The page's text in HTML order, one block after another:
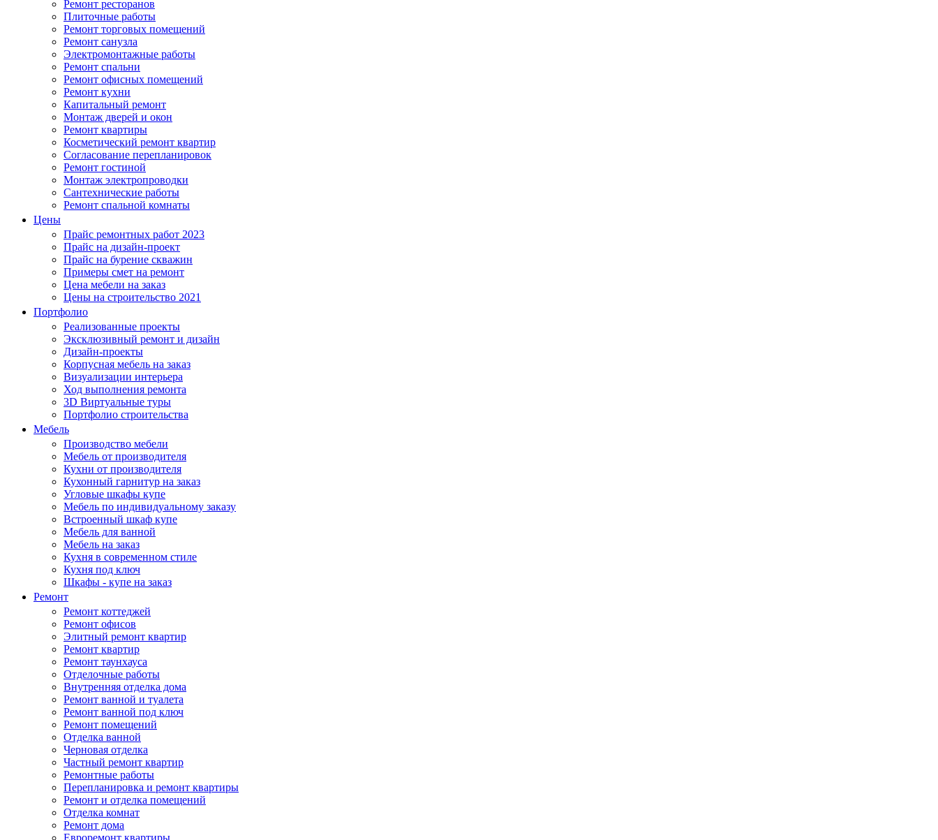
Ремонт ресторанов
Плиточные работы
Ремонт торговых помещений
Ремонт санузла
Электромонтажные работы
Ремонт спальни
Ремонт офисных помещений
Ремонт кухни
Капитальный ремонт
Монтаж дверей и окон
Ремонт квартиры
Косметический ремонт квартир
Согласование перепланировок
Ремонт гостиной
Монтаж электропроводки
Сантехнические работы
Ремонт спальной комнаты
Цены
Прайс ремонтных работ 2023
Прайс на дизайн-проект
Прайс на бурение скважин
Примеры смет на ремонт
Цена мебели на заказ
Цены на строительство 2021
Портфолио
Реализованные проекты
Эксклюзивный ремонт и дизайн
Дизайн-проекты
Корпусная мебель на заказ
Визуализации интерьера
Ход выполнения ремонта
3D Виртуальные туры
Портфолио строительства
Мебель
Производство мебели
Мебель от производителя
Кухни от производителя
Кухонный гарнитур на заказ
Угловые шкафы купе
Мебель по индивидуальному заказу
Встроенный шкаф купе
Мебель для ванной
Мебель на заказ
Кухня в современном стиле
Кухня под ключ
Шкафы - купе на заказ
Ремонт
Ремонт коттеджей
Ремонт офисов
Элитный ремонт квартир
Ремонт квартир
Ремонт таунхауса
Отделочные работы
Внутренняя отделка дома
Ремонт ванной и туалета
Ремонт ванной под ключ
Ремонт помещений
Отделка ванной
Черновая отделка
Частный ремонт квартир
Ремонтные работы
Перепланировка и ремонт квартиры
Ремонт и отделка помещений
Отделка комнат
Ремонт дома
Евроремонт квартиры